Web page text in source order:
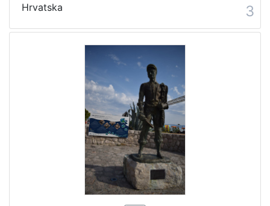
Hrvatska
3